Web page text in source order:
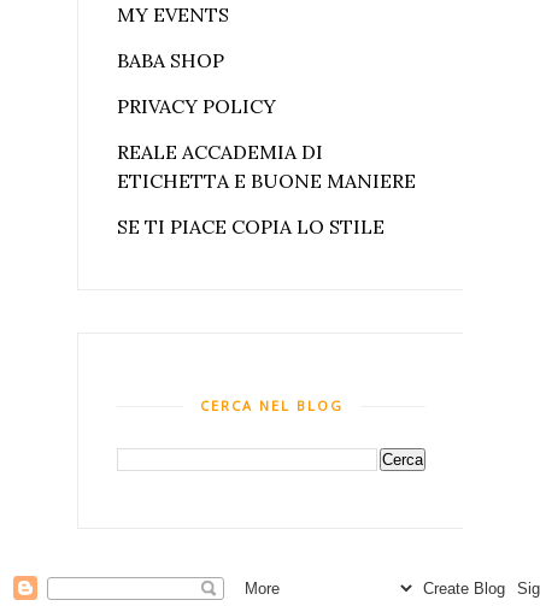
MY EVENTS
BABA SHOP
PRIVACY POLICY
REALE ACCADEMIA DI
ETICHETTA E BUONE MANIERE
SE TI PIACE COPIA LO STILE
CERCA NEL BLOG